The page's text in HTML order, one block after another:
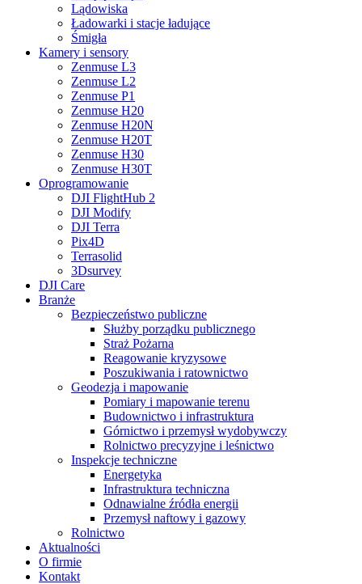
Lądowiska
Ładowarki i stacje ładujące
Śmigła
Kamery i sensory
Zenmuse L3
Zenmuse L2
Zenmuse P1
Zenmuse H20
Zenmuse H20N
Zenmuse H20T
Zenmuse H30
Zenmuse H30T
Oprogramowanie
DJI FlightHub 2
DJI Modify
DJI Terra
Pix4D
Terrasolid
3Dsurvey
DJI Care
Branże
Bezpieczeństwo publiczne
Służby porządku publicznego
Straż Pożarna
Reagowanie kryzysowe
Poszukiwania i ratownictwo
Geodezja i mapowanie
Pomiary i mapowanie terenu
Budownictwo i infrastruktura
Górnictwo i przemysł wydobywczy
Rolnictwo precyzyjne i leśnictwo
Inspekcje techniczne
Energetyka
Infrastruktura techniczna
Odnawialne źródła energii
Przemysł naftowy i gazowy
Rolnictwo
Aktualności
O firmie
Kontakt